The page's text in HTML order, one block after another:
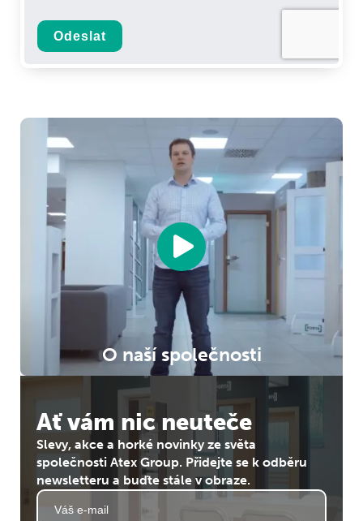
Odeslat
O naší společnosti
Ať vám nic neuteče
Slevy, akce a horké novinky ze světa
společnosti Atex Group. Přidejte se k odběru
newsletteru a buďte stále v obraze.